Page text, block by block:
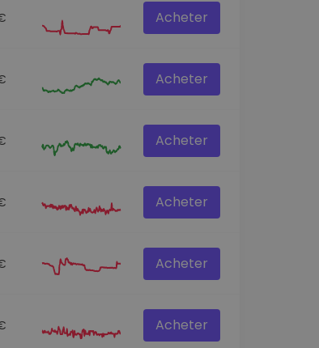
Acheter
Acheter
Acheter
Acheter
Acheter
Acheter